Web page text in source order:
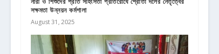
সক্ষমতা উন্নয়ন কর্মশালা
August 31, 2025